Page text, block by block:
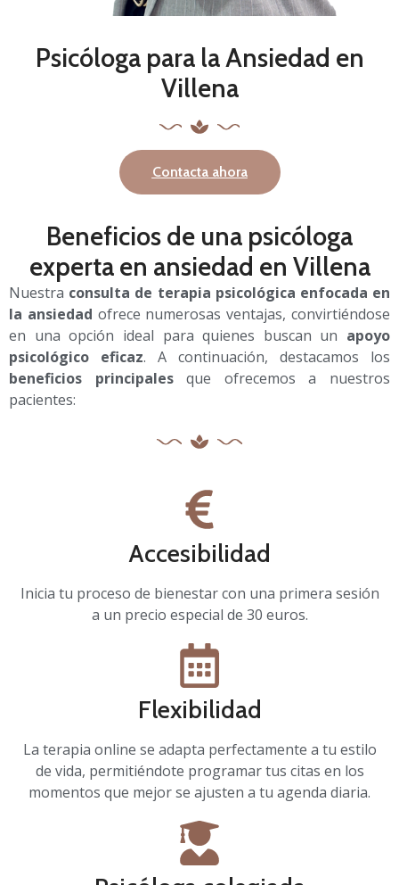
Psicóloga para la Ansiedad en
Villena
Contacta ahora
Beneficios de una psicóloga
experta en ansiedad en Villena
Nuestra consulta de terapia psicológica enfocada en
la ansiedad ofrece numerosas ventajas, convirtiéndose
en una opción ideal para quienes buscan un apoyo
psicológico eficaz. A continuación, destacamos los
beneficios principalesque ofrecemos a nuestros
pacientes:
Accesibilidad
Inicia tu proceso de bienestar con una primera sesión
a un precio especial de 30 euros.
Flexibilidad
La terapia online se adapta perfectamente a tu estilo
de vida, permitiéndote programar tus citas en los
momentos que mejor se ajusten a tu agenda diaria.